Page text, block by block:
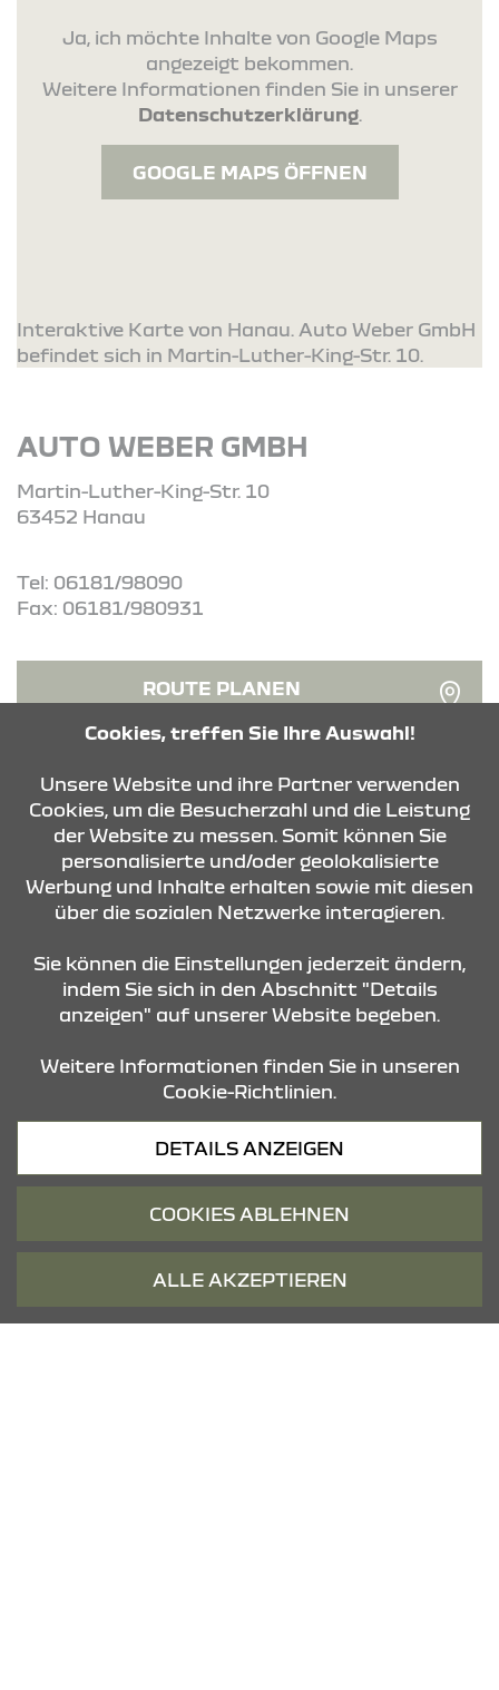
Ja, ich möchte Inhalte von Google Maps
angezeigt bekommen.
Weitere Informationen finden Sie in unserer
Datenschutzerklärung.
GOOGLE MAPS ÖFFNEN
Interaktive Karte von Hanau. Auto Weber GmbH
befindet sich in Martin-Luther-King-Str. 10.
AUTO WEBER GMBH
Martin-Luther-King-Str. 10
63452 Hanau
Tel: 06181/98090
Fax: 06181/980931
ROUTE PLANEN
ÖFFNUNGSZEITEN
Verkauf
Montag - Freitag
08:00 Uhr - 18:00 Uhr
09:00 Uhr - 14:00 Uhr
Service
Montag - Freitag
07:00 Uhr - 18:00 Uhr
07:00 Uhr - 18:00 Uhr
Cookies, treffen Sie Ihre Auswahl!
Unsere Website und ihre Partner verwenden
Cookies, um die Besucherzahl und die Leistung
der Website zu messen. Somit können Sie
personalisierte und/oder geolokalisierte
Werbung und Inhalte erhalten sowie mit diesen
über die sozialen Netzwerke interagieren.
Sie können die Einstellungen jederzeit ändern,
indem Sie sich in den Abschnitt "Details
anzeigen" auf unserer Website begeben.
Weitere Informationen finden Sie in unseren
Cookie-Richtlinien.
DETAILS ANZEIGEN
COOKIES ABLEHNEN
ALLE AKZEPTIEREN